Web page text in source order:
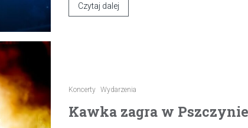
Czytaj dalej
Koncerty Wydarzenia
Kawka zagra w